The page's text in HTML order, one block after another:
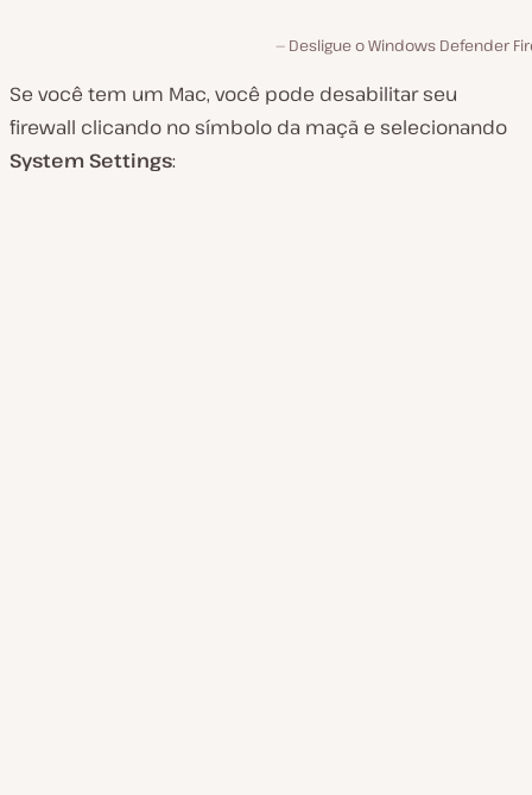
Desligue o Windows Defender
Se você tem um Mac, você pode desabilitar seu
firewall clicando no símbolo da maçã e selecionando
System Settings: